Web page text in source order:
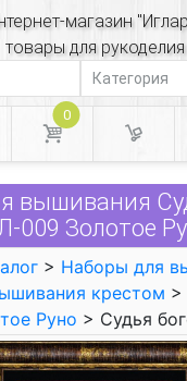
магазин
товары для рукоделия
0
вышивания
009 Золотое
> Наборы для
крестом >
Руно > Судья